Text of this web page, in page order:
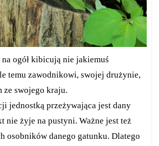
ogół kibicują nie jakiemuś
temu zawodnikowi, swojej drużynie,
ze swojego kraju.
jednostką przeżywająca jest dany
nie żyje na pustyni. Ważne jest też
osobników danego gatunku. Dlatego